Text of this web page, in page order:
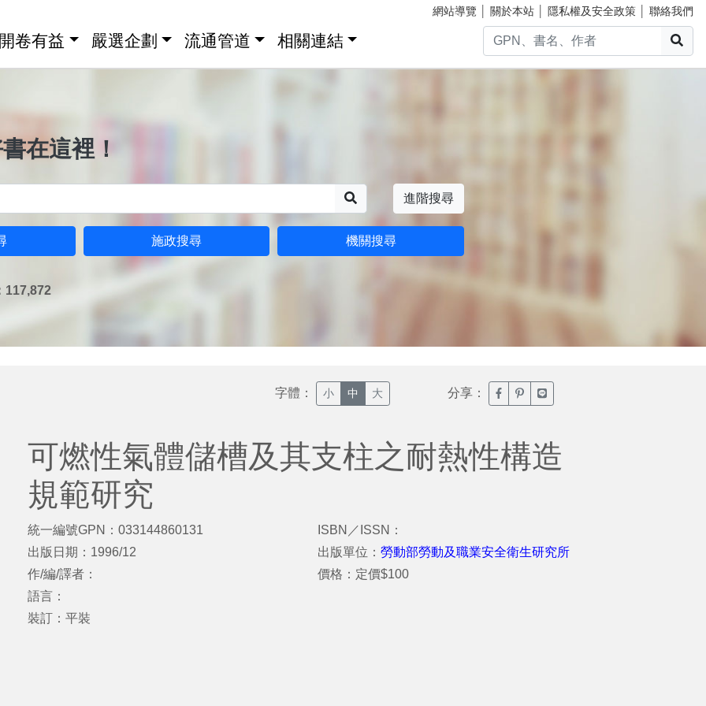
網站導覽 關於本站 隱私權及安全政策 聯絡我們
卷有益 嚴選企劃 流通管道 相關連結
在這裡！
進階搜尋
施政搜尋 機關搜尋
117,872
字體： 小 中 大 分享： 臉書分享(另開新視窗)
噗浪分享(另開新視窗)
Line分享(另開新視窗)
可燃性氣體儲槽及其支柱之耐熱性構造
規範研究
統一編號GPN：033144860131
出版日期：1996/12
作/編/譯者：
語言：
裝訂：平裝
ISBN／ISSN：
出版單位：勞動部勞動及職業安全衛生研究所
價格：定價$100